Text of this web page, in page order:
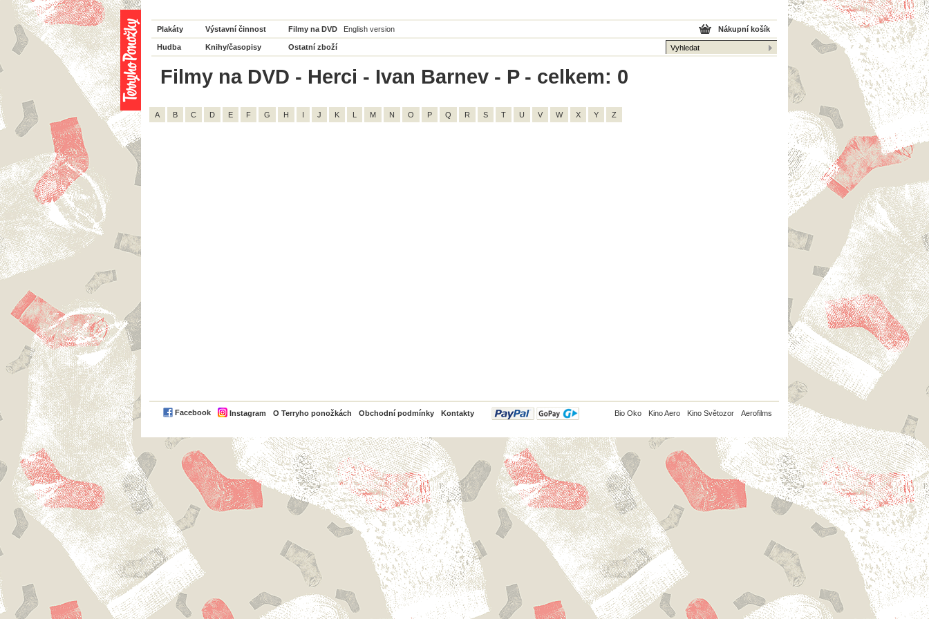
Plakáty Výstavní činnost Filmy na DVD English version
Hudba Knihy/časopisy Ostatní zboží
Nákupní košík
Filmy na DVD - Herci - Ivan Barnev - P - celkem: 0
A B C D E F G H I J K L M N O P Q R S T U V W X Y Z
Facebook Instagram O Terryho ponožkách Obchodní podmínky Kontakty
PayPal Bio Oko Kino Aero Kino Světozor Aerofilms